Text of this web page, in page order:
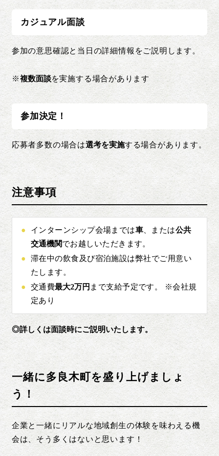
カジュアル面談
参加の意思確認と当日の詳細情報をご説明します。
※複数面談を実施する場合があります
参加決定！
応募者多数の場合は選考を実施する場合があります。
注意事項
インターンシップ会場までは車、または公共
交通機関でお越しいただきます。
滞在中の飲食及び宿泊施設は弊社でご用意い
たします。
交通費最大2万円 まで支給予定です。 ※会社規
定あり
◎詳しくは面談時にご説明いたします。
一緒に多良木町を盛り上げましょ
う！
企業と一緒にリアルな地域創生の体験を味わえる機
会は、そう多くはないと思います！